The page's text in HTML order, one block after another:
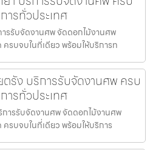
ารทั่วประเทศ
ารรับจัดงานศพ จัดดอกไม้งานศพ
ครบจบในที่เดียว พร้อมให้บริการท
ตรัง บริการรับจัดงานศพ ครบ
ารทั่วประเทศ
การรับจัดงานศพ จัดดอกไม้งานศพ
รบจบในที่เดียว พร้อมให้บริการ